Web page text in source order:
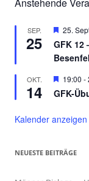
SEP.
25
25.
GFK 12
OKT.
14
19:00 -
GFK-
Kalender anzeigen
NEUESTE BEITRÄGE